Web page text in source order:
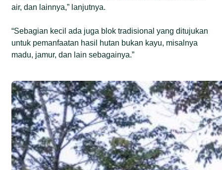
air, dan lainnya,” lanjutnya.
“Sebagian kecil ada juga blok tradisional yang ditujukan
untuk pemanfaatan hasil hutan bukan kayu, misalnya
madu, jamur, dan lain sebagainya.”